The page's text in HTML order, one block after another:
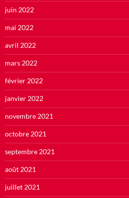
juin 2022
mai 2022
avril 2022
mars 2022
février 2022
janvier 2022
novembre 2021
octobre 2021
septembre 2021
août 2021
juillet 2021